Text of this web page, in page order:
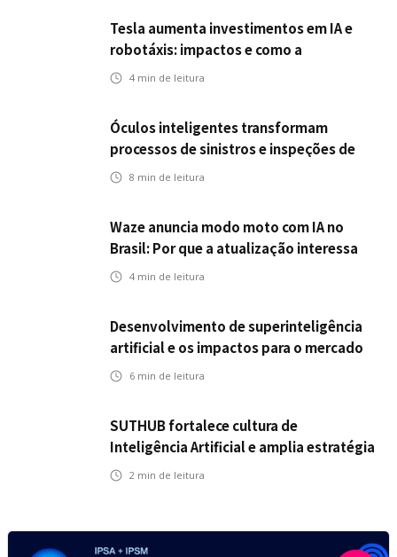
Tesla aumenta investimentos em IA e
robotáxis: impactos e como a
mobilidade autônoma transforma o
4 min de leitura
Óculos inteligentes transformam
processos de sinistros e inspeções de
seguros
8 min de leitura
Waze anuncia modo moto com IA no
Brasil: Por que a atualização interessa
ao mercado segurador?
4 min de leitura
Desenvolvimento de superinteligência
artificial e os impactos para o mercado
de seguros
6 min de leitura
SUTHUB fortalece cultura de
Inteligência Artificial e amplia estratégia
para toda a organização
2 min de leitura